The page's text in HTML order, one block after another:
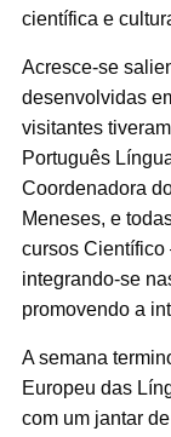
científica e
Acresce-se
desenvolvidas
visitantes
Português
Coordenadora
Meneses, e
cursos Científico
integrando-se
promovendo a
A semana
Europeu das
com um jantar